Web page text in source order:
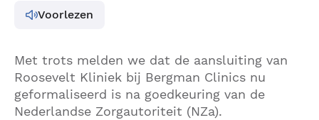
Voorlezen
Met trots melden we dat de aansluiting van
Roosevelt Kliniek bij Bergman Clinics nu
geformaliseerd is na goedkeuring van de
Nederlandse Zorgautoriteit (NZa).